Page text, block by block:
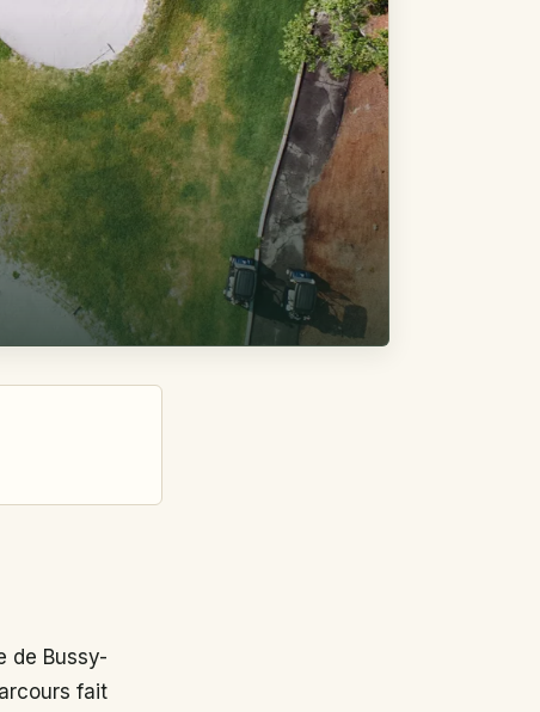
de Bussy-
fait